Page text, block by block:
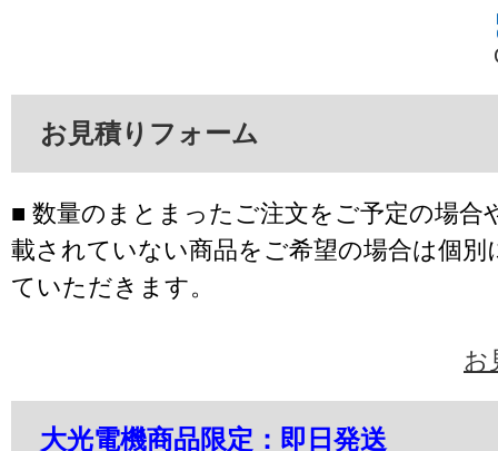
お見積りフォーム
■ 数量のまとまったご注文をご予定の場合
載されていない商品をご希望の場合は個別
ていただきます。
お
大光電機商品限定：即日発送